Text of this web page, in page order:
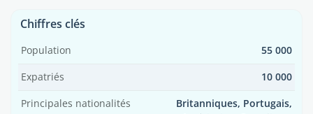
Chiffres clés
Population 55 000
Expatriés 10 000
Principales nationalités
Britanniques, Portugais,